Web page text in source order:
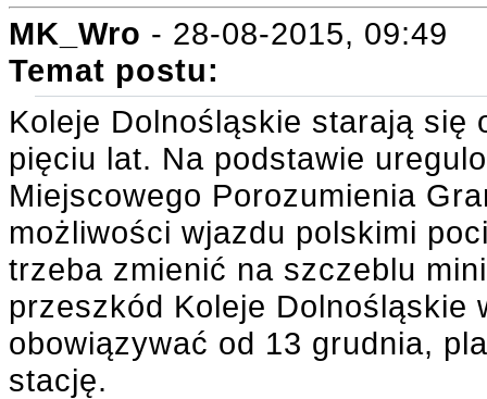
MK_Wro - 28-08-2015, 09:49
Temat postu:
Koleje Dolnośląskie starają się
pięciu lat. Na podstawie
Miejscowego Porozumienia
możliwości wjazdu polskimi
trzeba zmienić na szczeblu
przeszkód Koleje Dolnośląskie
obowiązywać od 13 grudnia,
stację.